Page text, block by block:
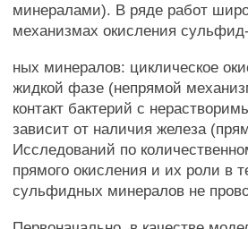
минералами). В ряде работ
механизмах окисления сульфид-
ных минералов: циклическое
жидкой фазе (непрямой
контакт бактерий с
зависит от наличия железа
Исследований по
прямого окисления и их роли в
сульфидных минералов не